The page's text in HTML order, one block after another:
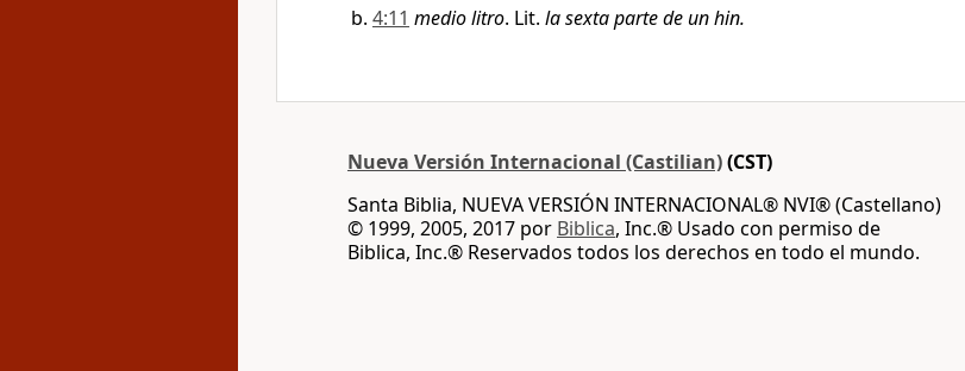
4:11 medio litro. Lit. la sexta parte de un hin.
Nueva Versión Internacional (Castilian)(CST)
Santa Biblia, NUEVA VERSIÓN INTERNACIONAL® NVI® (Castellano)
© 1999, 2005, 2017 por Biblica, Inc.® Usado con permiso de
Biblica, Inc.® Reservados todos los derechos en todo el mundo.